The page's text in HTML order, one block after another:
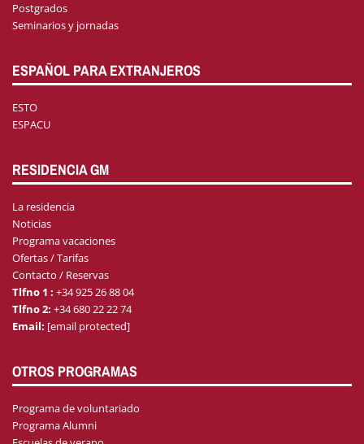
Postgrados
Seminarios y jornadas
ESPAÑOL PARA EXTRANJEROS
ESTO
ESPACU
RESIDENCIA GM
La residencia
Noticias
Programa vacaciones
Ofertas / Tarifas
Contacto / Reservas
Tlfno 1 : +34 925 26 88 04
Tlfno 2: +34 680 22 22 74
Email: [email protected]
OTROS PROGRAMAS
Programa de voluntariado
Programa Alumni